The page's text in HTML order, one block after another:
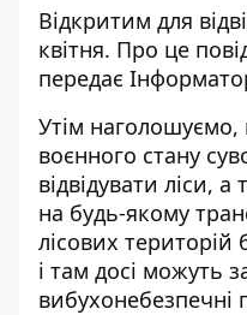
Відкритим для
квітня. Про це
передає
Утім наголошуємо,
воєнного стану
відвідувати ліси,
на будь-якому
лісових
і там досі можуть
вибухонебезпечні